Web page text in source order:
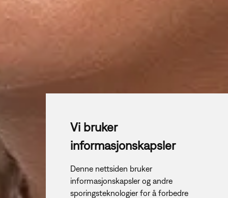
Vi bruker
informasjonskapsler
Denne nettsiden bruker
informasjonskapsler og andre
sporingsteknologier for å forbedre